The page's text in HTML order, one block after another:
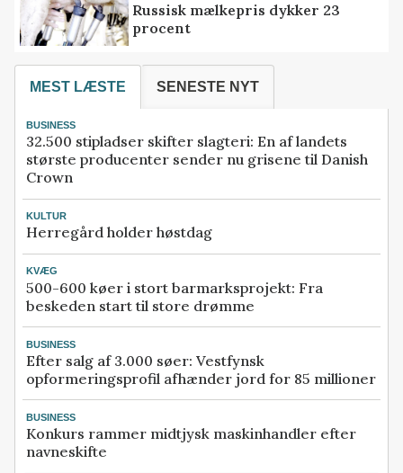
Russisk mælkepris dykker 23
procent
MEST LÆSTE SENESTE NYT
BUSINESS
32.500 stipladser skifter slagteri: En af landets
største producenter sender nu grisene til Danish
Crown
KULTUR
Herregård holder høstdag
KVÆG
500-600 køer i stort barmarksprojekt: Fra
beskeden start til store drømme
BUSINESS
Efter salg af 3.000 søer: Vestfynsk
opformeringsprofil afhænder jord for 85 millioner
BUSINESS
Konkurs rammer midtjysk maskinhandler efter
navneskifte